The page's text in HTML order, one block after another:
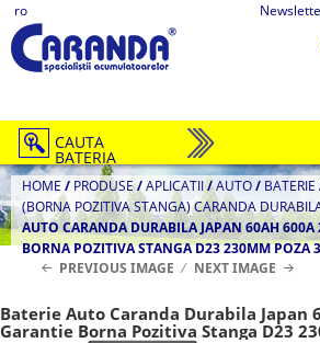
ro
CAUTA
BATERIA
HOME / PRODUSE/APLICATII/AUTO/
(BORNA POZITIVA STANGA) CARANDA
AUTO CARANDA DURABILA JAPAN 60AH 600A
BORNA POZITIVA STANGA D23 230MM POZA
PREVIOUS IMAGE
NEXT IMAGE
Baterie Auto Caranda Durabila Japan
Garantie Borna Pozitiva Stanga D23